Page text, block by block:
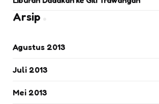
Arsip
Agustus 2013
Juli 2013
Mei 2013